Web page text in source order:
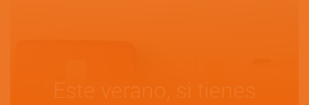
Este verano, si tienes